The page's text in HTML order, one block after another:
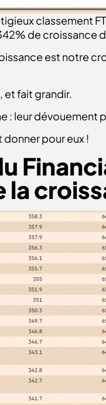
classement
de croissance
est notre
et fait grandir.
: leur dévouement
pour eux !
la